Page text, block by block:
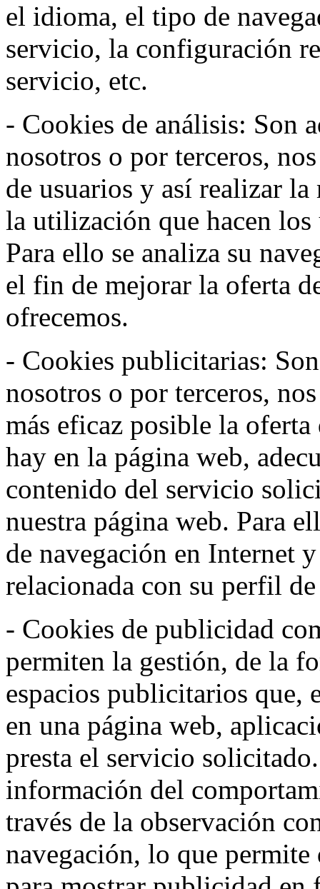
el idioma, el tipo de
servicio, la configuración
servicio, etc.
- Cookies de análisis: Son
nosotros o por terceros,
de usuarios y así realizar
la utilización que hacen
Para ello se analiza su
el fin de mejorar la oferta
ofrecemos.
- Cookies publicitarias:
nosotros o por terceros,
más eficaz posible la
hay en la página web,
contenido del servicio
nuestra página web. Para
de navegación en Internet
relacionada con su perfil
- Cookies de publicidad
permiten la gestión, de la
espacios publicitarios que,
en una página web,
presta el servicio
información del
través de la observación
navegación, lo que